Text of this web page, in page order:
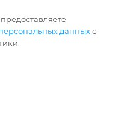
bags.ru
данныхс